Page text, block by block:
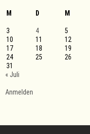
M
D M
3
4 5
10
11 12
17
18 19
24
25 26
31
« Juli
Anmelden